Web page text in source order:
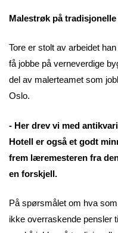
Malestrøk på
Tore er stolt av arbeidet
få jobbe på verneverdige
del av malerteamet som
Oslo.
- Her drev vi med
Hotell er også et godt
frem læremesteren fra
en forskjell.
På spørsmålet om hva
ikke overraskende pensler